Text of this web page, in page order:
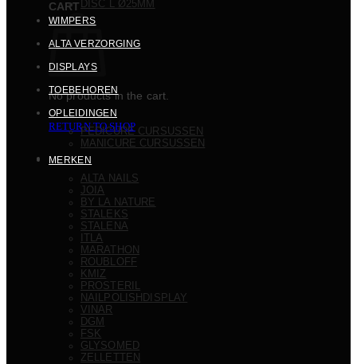
CART
No products in the cart.
RETURN TO SHOP
DISC L Ø25MM
WIMPERS
ALTA VERZORGING
DISPLAYS
TOEBEHOREN
OPLEIDINGEN
PEDICURE CURSUSSEN
MANICURE CURSUSSEN
MERKEN
ALTA NAILS
JOIA
BY LA NATURE
STALEKS
STALENA
ITLA
MARATHON
ROUBLOFF
KMIZ
PROSTERIL
NAILPOLISHDISPLAY
VINAR
DGM
FSK
GLYSOMED
ZELLETTEN